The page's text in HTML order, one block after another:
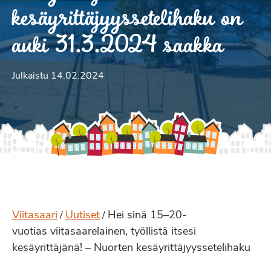
kesäyrittäjyyssetelihaku on
auki 31.3.2024 saakka
Julkaistu 14.02.2024
Viitasaari / Uutiset / Hei sinä 15–20-
vuotias viitasaarelainen, työllistä itsesi
kesäyrittäjänä! – Nuorten kesäyrittäjyyssetelihaku